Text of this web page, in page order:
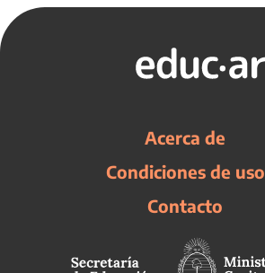
Acerca de
Condiciones de uso
Contacto